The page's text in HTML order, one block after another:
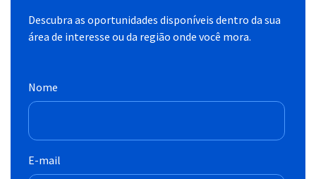
Descubra as oportunidades disponíveis dentro da sua
área de interesse ou da região onde você mora.
Nome
E-mail